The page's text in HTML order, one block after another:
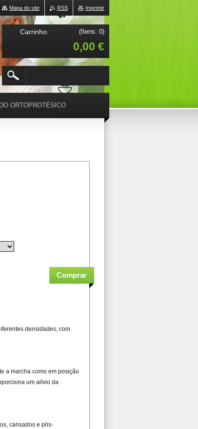
densidades, com
a marcha como em posição
um alívio da
cansados e pós-
ORTOPROTÉSICO
Imprimir
RSS
Mapa do site
Carrinho: (Itens: 0)
0,00 €